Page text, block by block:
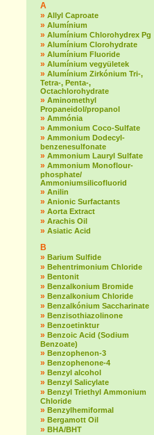
A
» Allyl Caproate
» Alumínium
» Alumínium Chlorohydrex Pg
» Alumínium Clorohydrate
» Alumínium Fluoride
» Alumínium vegyületek
» Alumínium Zirkónium Tri-,
Tetra-, Penta-,
Octachlorohydrate
» Aminomethyl
Propaneidol/propanol
» Ammónia
» Ammonium Coco-Sulfate
» Ammonium Dodecyl-
benzenesulfonate
» Ammonium Lauryl Sulfate
» Ammonium Monoflour-
phosphate/
Ammoniumsilicofluorid
» Anilin
» Anionic Surfactants
» Aorta Extract
» Arachis Oil
» Asiatic Acid
B
» Barium Sulfide
» Behentrimonium Chloride
» Bentonit
» Benzalkonium Bromide
» Benzalkonium Chloride
» Benzalkónium Saccharinate
» Benzisothiazolinone
» Benzoetinktur
» Benzoic Acid (Sodium
Benzoate)
» Benzophenon-3
» Benzophenone-4
» Benzyl alcohol
» Benzyl Salicylate
» Benzyl Triethyl Ammonium
Chloride
» Benzylhemiformal
» Bergamott Oil
» BHA/BHT